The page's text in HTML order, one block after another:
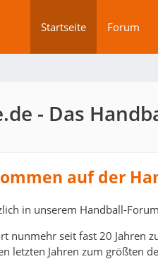
Startseite Forum
- Das
auf der
in unserem Handball-
nunmehr seit fast 20 Jahren
letzten Jahren zum größten